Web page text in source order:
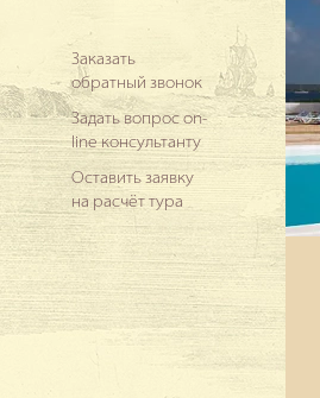
Заказать
обратный звонок
Задать вопрос on-
line консультанту
Оставить заявку
на расчёт тура